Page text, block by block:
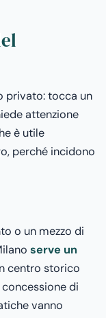
privato: tocca un
attenzione
è utile
perché incidono
o un mezzo di
serve un
centro storico
di
vanno